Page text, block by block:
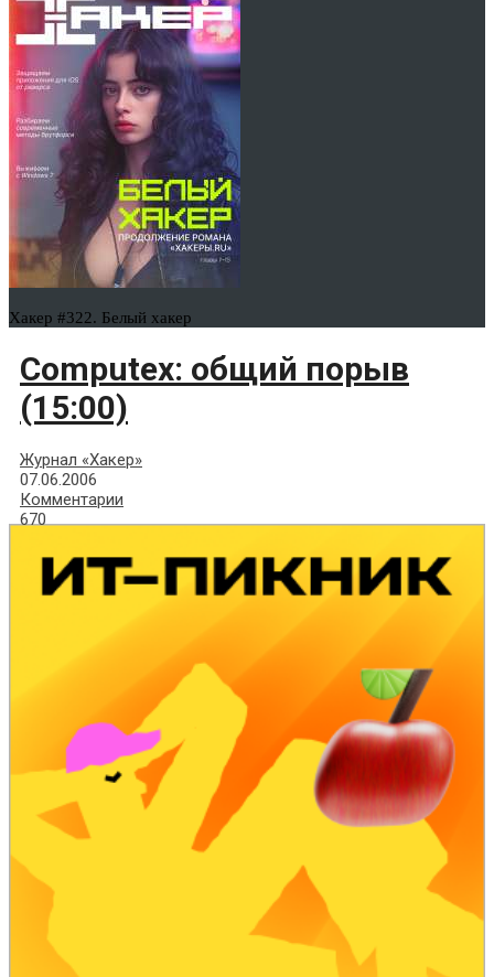
Хакер #322. Белый хакер
Computex: общий порыв
(15:00)
Журнал «Хакер»
07.06.2006
Комментарии
670